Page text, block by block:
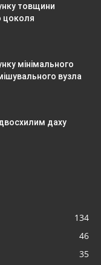
товщини
цоколя
мінімального
вузла
даху
134
46
35